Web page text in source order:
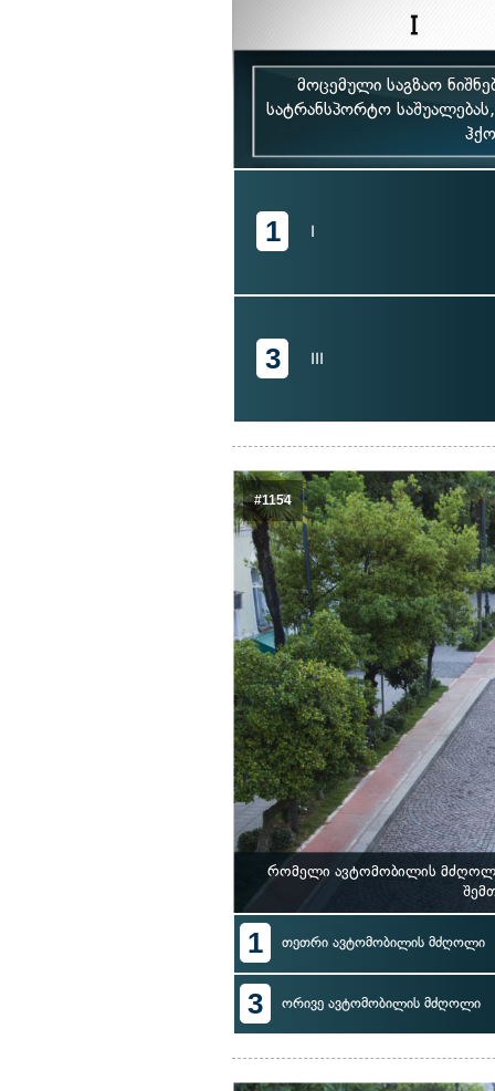
მოცემული საგზაო
სატრანსპორტო
1 I
3 III
#1154
რომელი ავტომობილის მძღოლი
1 თეთრი ავტომობილის მძღოლი
3 ორივე ავტომობილის მძღოლი